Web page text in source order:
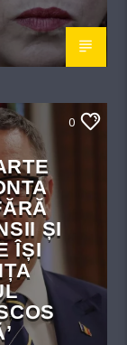
0
ȘI
ÎȘI